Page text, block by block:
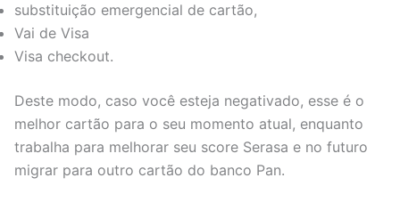
substituição emergencial de cartão,
Vai de Visa
Visa checkout.
Deste modo, caso você esteja negativado, esse é o
melhor cartão para o seu momento atual, enquanto
trabalha para melhorar seu score Serasa e no futuro
migrar para outro cartão do banco Pan.